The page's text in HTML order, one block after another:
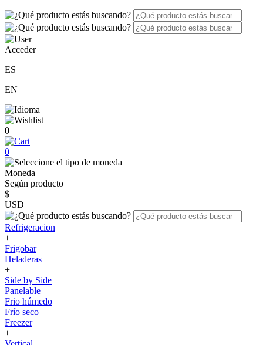
Acceder
ES
EN
0
0
Moneda
Según producto
$
USD
Refrigeracion
+
Frigobar
Heladeras
+
Side by Side
Panelable
Frio húmedo
Frío seco
Freezer
+